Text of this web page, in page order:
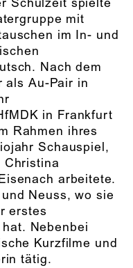
Schulzeit spielte
mit
im In- und
Nach dem
als Au-Pair in
in Frankfurt
Rahmen ihres
Schauspiel,
Christina
arbeitete.
Neuss, wo sie
erstes
Nebenbei
Kurzfilme und
tätig.